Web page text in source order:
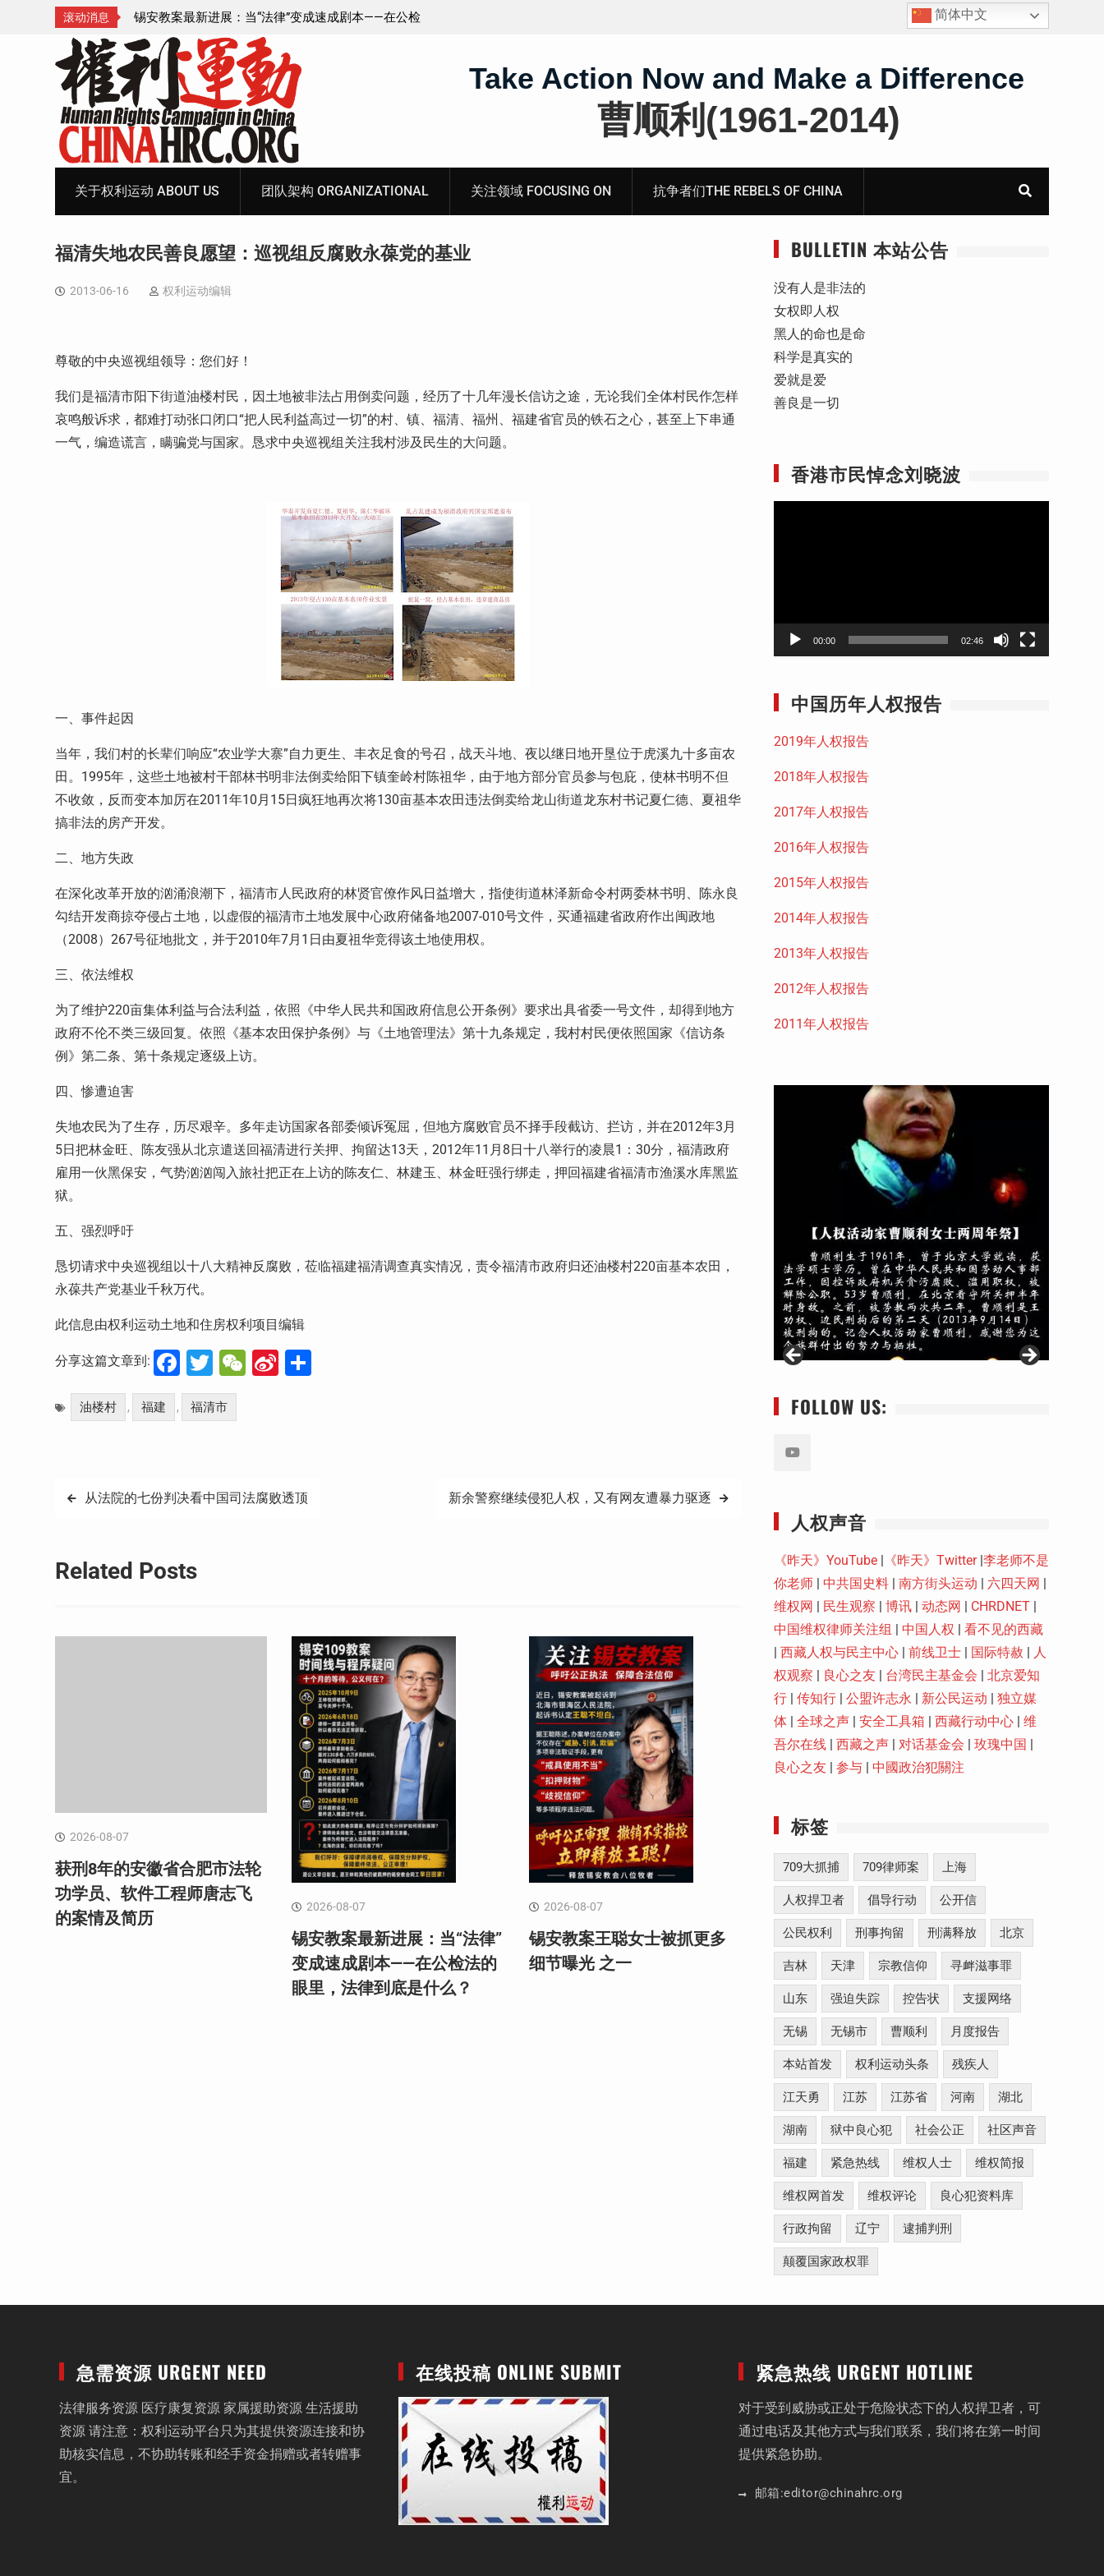
滚动消息
速成剧本——在公检 锡安教案王聪女士被抓更多细节曝光 之一
获刑8年的安徽省合肥市法轮功学员、软件工程师唐志
简体中文
Take Action Now and Make a Difference
曹顺利(1961-2014)
关于权利运动 ABOUT US 团队架构 ORGANIZATIONAL 关注领域 FOCUSING ON 抗争者们THE REBELS OF CHINA
福清失地农民善良愿望：巡视组反腐败永葆党的基业
2013-06-16 权利运动编辑
尊敬的中央巡视组领导：您们好！
我们是福清市阳下街道油楼村民，因土地被非法占用倒卖问题，经历了十几年漫长信访之途，无论我们全体村民作怎样
哀鸣般诉求，都难打动张口闭口“把人民利益高过一切”的村、镇、福清、福州、福建省官员的铁石之心，甚至上下串通
一气，编造谎言，瞒骗党与国家。恳求中央巡视组关注我村涉及民生的大问题。
一、事件起因
当年，我们村的长辈们响应“农业学大寨”自力更生、丰衣足食的号召，战天斗地、夜以继日地开垦位于虎溪九十多亩农
田。 1995年，这些土地被村干部林书明非法倒卖给阳下镇奎岭村陈祖华，由于地方部分官员参与包庇，使林书明不但
不收敛，反而变本加厉在2011 年10月 15日疯狂地再次将130亩基本农田违法倒卖给龙山街道龙东村书记夏仁德、夏祖华
搞非法的房产开发。
二、地方失政
在深化改革开放的汹涌浪潮下，福清市人民政府的林贤官僚作风日益增大，指使街道林泽新命令村两委林书明、陈永良
勾结开发商掠夺侵占土地，以虚假的福清市土地发展中心政府储备地2007-010号文件，买通福建省政府作出闽政地
（2008） 267号征地批文，并于2010年7月 1 日由夏祖华竞得该土地使用权。
三、依法维权
为了维护220亩集体利益与合法利益，依照《中华人民共和国政府信息公开条例》要求出具省委一号文件，却得到地方
政府不伦不类三级回复。依照《基本农田保护条例》与《土地管理法》第十九条规定，我村村民便依照国家《信访条
例》第二条、第十条规定逐级上访。
四、惨遭迫害
失地农民为了生存，历尽艰辛。多年走访国家各部委倾诉冤屈，但地方腐败官员不择手段截访、拦访，并在2012年3月
5日把林金旺、陈友强从北京遣送回福清进行关押、拘留达13天， 2012年11 月 8 日十八举行的凌晨1 ： 30分，福清政府
雇用一伙黑保安，气势汹汹闯入旅社把正在上访的陈友仁、林建玉、林金旺强行绑走，押回福建省福清市渔溪水库黑监
狱。
五、强烈呼吁
恳切请求中央巡视组以十八大精神反腐败，莅临福建福清调查真实情况，责令福清市政府归还油楼村220亩基本农田，
永葆共产党基业千秋万代。
此信息由权利运动土地和住房权利项目编辑
分享这篇文章到: Facebook
Twitter
WeChat
Sina
油楼村 , 福建 , 福清市
文
导
从法院的七份判决看中国司法腐败透顶 新余警察继续侵犯人权，又有网友遭暴力驱逐
Related Posts
2026-08-07
获刑8年的安徽省合肥市法轮
功学员、软件工程师唐志飞
的案情及简历
2026-08-07
锡安教案最新进展：当“法律”
变成速成剧本——在公检法的
眼里，法律到底是什么？
2026-08-07
锡安教案王聪女士被抓更多
细节曝光 之一
BULLETIN 本站公告
没有人是非法的
女权即人权
黑人的命也是命
科学是真实的
爱就是爱
善良是一切
香港市民悼念刘晓波
00:00 02:46
中国历年人权报告
2019年人权报告
2018年人权报告
2017年人权报告
2016年人权报告
2015年人权报告
2014年人权报告
2013年人权报告
2012年人权报告
2011年人权报告
FOLLOW US:
人权声音
《昨天》YouTube | 《昨天》Twitter|李老师不是
你老师 | 中共国史料 | 南方街头运动 | 六四天网 |
维权网 | 民生观察 | 博讯 | 动态网 | CHRDNET |
中国维权律师关注组 | 中国人权 | 看不见的西藏
| 西藏人权与民主中心 | 前线卫士 | 国际特赦 | 人
权观察 | 良心之友 | 台湾民主基金会 | 北京爱知
行 | 传知行 | 公盟许志永 | 新公民运动 | 独立媒
体 | 全球之声 | 安全工具箱 | 西藏行动中心 | 维
吾尔在线 | 西藏之声 | 对话基金会 | 玫瑰中国 |
良心之友 | 参与 | 中國政治犯關注
标签
709大抓捕 709律师案 上海
人权捍卫者 倡导行动 公开信
公民权利 刑事拘留 刑满释放 北京
吉林 天津 宗教信仰 寻衅滋事罪
山东 强迫失踪 控告状 支援网络
无锡 无锡市 曹顺利 月度报告
本站首发 权利运动头条 残疾人
江天勇 江苏 江苏省 河南 湖北
湖南 狱中良心犯 社会公正 社区声音
福建 紧急热线 维权人士 维权简报
维权网首发 维权评论 良心犯资料库
行政拘留 辽宁 逮捕判刑
颠覆国家政权罪
急需资源 URGENT NEED
法律服务资源 医疗康复资源 家属援助资源 生活援助
资源 请注意：权利运动平台只为其提供资源连接和协
助核实信息，不协助转账和经手资金捐赠或者转赠事
宜。
在线投稿 ONLINE SUBMIT 紧急热线 URGENT HOTLINE
对于受到威胁或正处于危险状态下的人权捍卫者，可
通过电话及其他方式与我们联系，我们将在第一时间
提供紧急协助。
邮箱:editor@chinahrc.org